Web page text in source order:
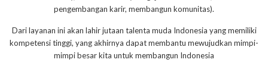
pengembangan karir, membangun komunitas).
Dari layanan ini akan lahir jutaan talenta muda Indonesia yang memiliki
kompetensi tinggi, yang akhirnya dapat membantu mewujudkan mimpi-
mimpi besar kita untuk membangun Indonesia